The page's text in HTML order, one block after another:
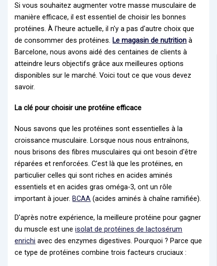
Si vous souhaitez augmenter votre masse musculaire de
manière efficace, il est essentiel de choisir les bonnes
protéines. À l'heure actuelle, il n'y a pas d'autre choix que
de consommer des protéines.Le magasin de nutrition à
Barcelone, nous avons aidé des centaines de clients à
atteindre leurs objectifs grâce aux meilleures options
disponibles sur le marché. Voici tout ce que vous devez
savoir.
La clé pour choisir une protéine efficace
Nous savons que les protéines sont essentielles à la
croissance musculaire. Lorsque nous nous entraînons,
nous brisons des fibres musculaires qui ont besoin d'être
réparées et renforcées. C'est là que les protéines, en
particulier celles qui sont riches en acides aminés
essentiels et en acides gras oméga-3, ont un rôle
important à jouer. BCAA (acides aminés à chaîne ramifiée).
D'après notre expérience, la meilleure protéine pour gagner
du muscle est uneisolat de protéines de lactosérum
enrichi avec des enzymes digestives. Pourquoi ? Parce que
ce type de protéines combine trois facteurs cruciaux :